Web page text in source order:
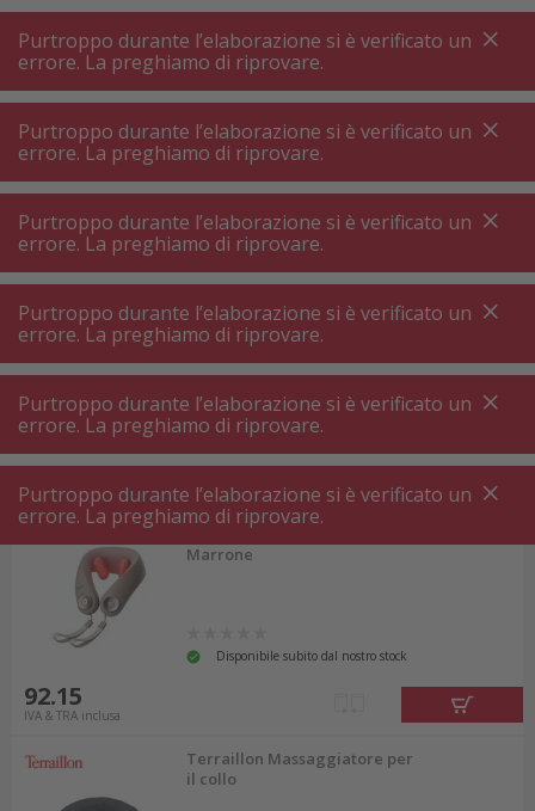
A +++
A+++
A +++
A+++
MyPost
MyPost
MENU RICERCA
Wellness ⋅ massaggio Massaggiatore cervicale
Massaggiatore cervicale
Filtri prodotto
16 P.
Ordinare per
Renpho U Neck mini
Massaggiatore per il collo
Marrone
Disponibile subito dal nostro stock
92.15
IVA & TRA inclusa
Terraillon Massaggiatore per
il collo
Purtroppo durante l’elaborazione si è verificato un
errore. La preghiamo di riprovare.
Purtroppo durante l’elaborazione si è verificato un
errore. La preghiamo di riprovare.
Purtroppo durante l’elaborazione si è verificato un
errore. La preghiamo di riprovare.
Purtroppo durante l’elaborazione si è verificato un
errore. La preghiamo di riprovare.
Purtroppo durante l’elaborazione si è verificato un
errore. La preghiamo di riprovare.
Purtroppo durante l’elaborazione si è verificato un
errore. La preghiamo di riprovare.